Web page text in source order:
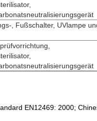
, Fußschalter, UVlampe
EN12469: 2000;